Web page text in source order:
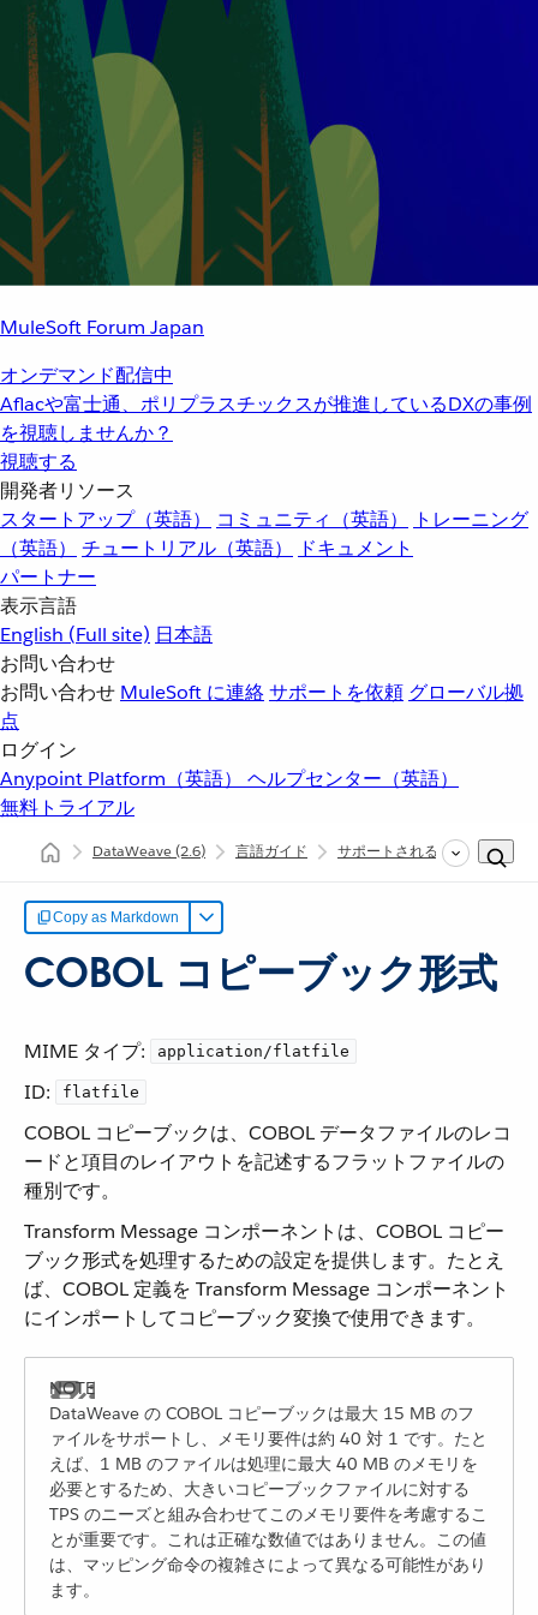
MuleSoft Forum Japan
オンデマンド配信中
Aflacや富士通、ポリプラスチックスが推進しているDXの事例
を視聴しませんか？
視聴する
開発者リソース
スタートアップ（英語）
コミュニティ（英語）
トレーニング
（英語）
チュートリアル（英語）
ドキュメント
パートナー
表示言語
English (Full site) 日本語
お問い合わせ
お問い合わせ MuleSoft に連絡サポートを依頼 グローバル拠
点
ログイン
Anypoint Platform（英語） ヘルプセンター（英語）
無料トライアル
DataWeave(2.6) 言語ガイド サポートされるデータ形式
Copy as Markdown
COBOL コピーブック形式
MIME タイプ: application/flatfile
ID: flatfile
COBOL コピーブックは、COBOL データファイルのレコ
ードと項目のレイアウトを記述するフラットファイルの
種別です。
Transform Message コンポーネントは、COBOL コピー
ブック形式を処理するための設定を提供します。たとえ
ば、COBOL 定義を Transform Message コンポーネント
にインポートしてコピーブック変換で使用できます。
DataWeave の COBOL コピーブックは最大 15 MB のフ
ァイルをサポートし、メモリ要件は約 40 対 1 です。たと
えば、1 MB のファイルは処理に最大 40 MB のメモリを
必要とするため、大きいコピーブックファイルに対する
TPS のニーズと組み合わせてこのメモリ要件を考慮するこ
とが重要です。これは正確な数値ではありません。この値
は、マッピング命令の複雑さによって異なる可能性があり
ます。